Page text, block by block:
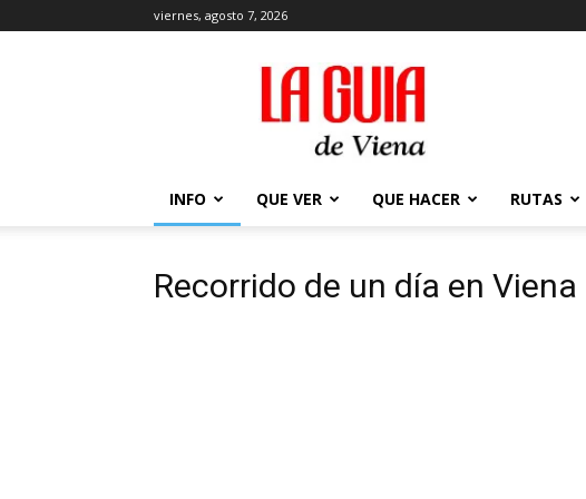
viernes, agosto 7, 2026
La
Guía
de
Viena
2026
INFO QUE VER QUE HACER RUTAS
Recorrido de un día en Viena